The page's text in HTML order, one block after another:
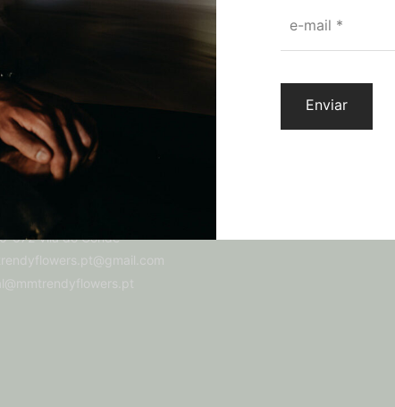
e-mail *
NOS
672 Vila do Conde
TERMOS E CONDIÇÕES
Termos e Condições
Livro de reclamações online